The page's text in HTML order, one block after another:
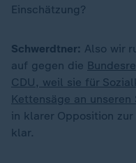
Einschätzung?
Schwerdtner: Also wir
auf gegen die
CDU, weil sie für
Kettensäge an
in klarer Opposition
klar.